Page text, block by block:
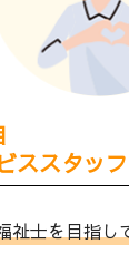
ススタッ
祉士を目指し